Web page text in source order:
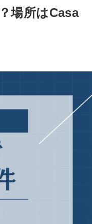
場所はCasa